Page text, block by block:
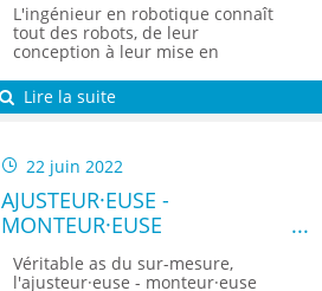
L'ingénieur en robotique connaît
tout des robots, de leur
conception à leur mise en
évidemment par leur
maintenance.
Lire la suite
22 juin 2022
AJUSTEUR·EUSE -
MONTEUR·EUSE
Véritable as du sur-mesure,
l'ajusteur·euse - monteur·euse